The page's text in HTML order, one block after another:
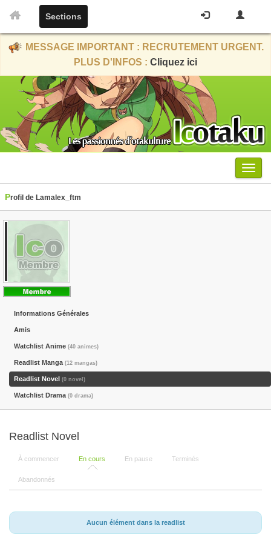
Sections
MESSAGE IMPORTANT : RECRUTEMENT URGENT.
PLUS D'INFOS : Cliquez ici
Menu
Profil de Lamalex_ftm
Informations Générales
Amis
Watchlist Anime (40 animes)
Readlist Manga (12 mangas)
Readlist Novel (0 novel)
Watchlist Drama (0 drama)
Readlist Novel
À commencer En cours En pause Terminés
Abandonnés
Aucun élément dans la readlist